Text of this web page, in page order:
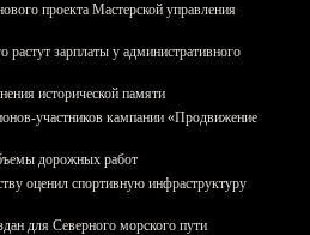
проекта Мастерской управления
растут зарплаты у административного
исторической памяти
участников кампании «Продвижение
дорожных работ
оценил спортивную инфраструктуру
для Северного морского пути